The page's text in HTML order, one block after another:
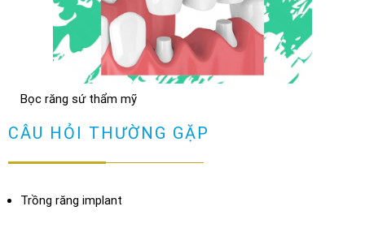
NHỮNG TRƯỜNG HỢP NÊN DÁN SỨ VENEER ( không phải ai
cũng dán sứ được)
Bọc răng sứ có bị hôi miệng không? Cách chữa
TRẢ LỜI
Bọc răng sứ thẩm mỹ
XEM THÊM
CÂU HỎI THƯỜNG GẶP
Trồng răng implant